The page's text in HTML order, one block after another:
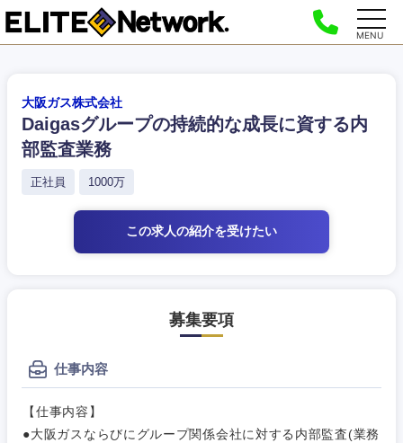
MENU
大阪ガス株式会社
Daigasグループの持続的な成長に資する内
部監査業務
正社員 1000万
この求人の紹介を受けたい
募集要項
仕事内容
【仕事内容】
●大阪ガスならびにグループ関係会社に対する内部監査(業務